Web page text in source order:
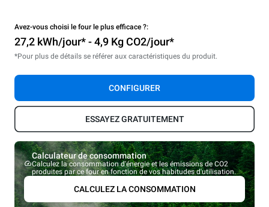
Avez-vous choisi le four le plus efficace ?:
27,2 kWh/jour* - 4,9 Kg CO2/jour*
*Pour plus de détails se référer aux caractéristiques du produit.
CONFIGURER
ESSAYEZ GRATUITEMENT
Calculateur de consommation
Calculez la consommation d'énergie et les émissions de CO2
produites par ce four en fonction de vos habitudes d'utilisation.
CALCULEZ LA CONSOMMATION